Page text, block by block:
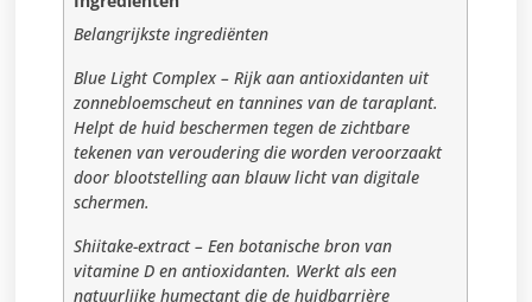
Belangrijkste ingrediënten
Blue Light Complex – Rijk aan antioxidanten uit
zonnebloemscheut en tannines van de taraplant.
Helpt de huid beschermen tegen de zichtbare
tekenen van veroudering die worden veroorzaakt
door blootstelling aan blauw licht van digitale
schermen.
Shiitake-extract – Een botanische bron van
vitamine D en antioxidanten. Werkt als een
natuurlijke humectant die de huidbarrière